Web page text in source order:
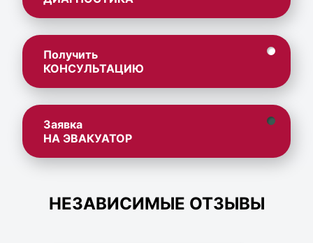
Получить
КОНСУЛЬТАЦИЮ
Заявка
НА ЭВАКУАТОР
НЕЗАВИСИМЫЕ ОТЗЫВЫ